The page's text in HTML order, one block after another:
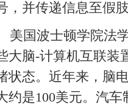
，并传递信息至假
美国波士顿学院法
大脑-计算机互联装
状态。近年来，脑
约是100美元。汽